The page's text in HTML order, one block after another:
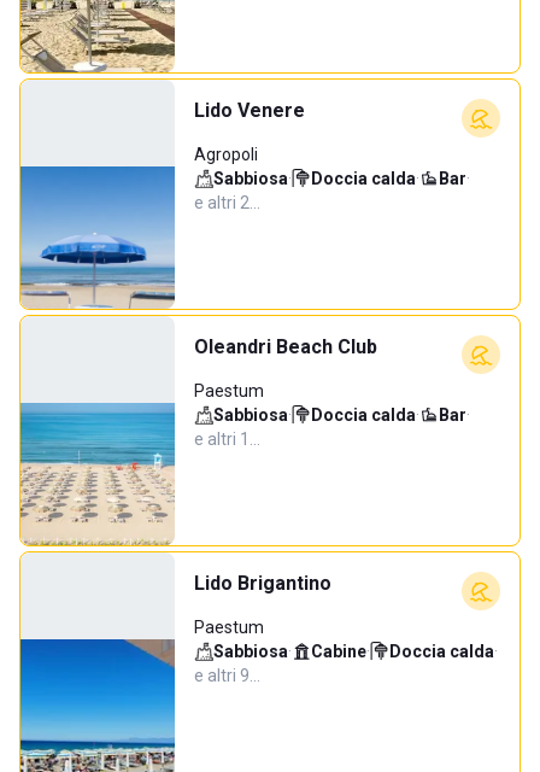
Lido Venere
Agropoli
Sabbiosa· Doccia calda· Bar·
e altri 2…
Oleandri Beach Club
Paestum
Sabbiosa· Doccia calda· Bar·
e altri 1…
Lido Brigantino
Paestum
Sabbiosa· Cabine· Doccia calda·
e altri 9…